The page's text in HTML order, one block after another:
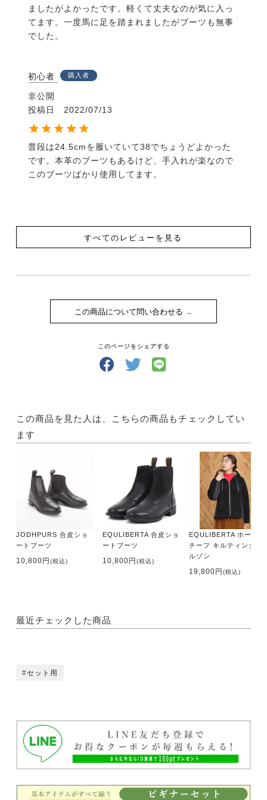
ましたがよかったです。軽くて丈夫なのが気に入っ
てます。一度馬に足を踏まれましたがブーツも無事
でした。
初心者 購入者
非公開
投稿日
2022/07/13
普段は24.5cmを履いていて38でちょうどよかった
です。本革のブーツもあるけど、手入れが楽なので
このブーツばかり使用してます。
すべてのレビューを見る
この商品について問い合わせる
このページをシェアする
この商品を見た人は、こちらの商品もチェックしてい
ます
JODHPURS 合皮ショ
ートブーツ
10,800円(税込)
EQULIBERTA 合皮ショ
ートブーツ
10,800円(税込)
EQULIBERTA ホースモ
チーフ キルティングブ
ルゾン
19,800円(税込)
最近チェックした商品
セット用